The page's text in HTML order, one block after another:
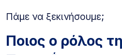
Πάμε να ξεκινήσουμε;
Ποιος ο ρόλος